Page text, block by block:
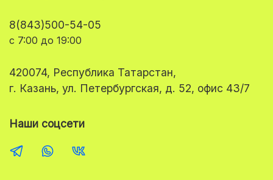
8(843)500-54-05
с 7:00 до 19:00
420074, Республика Татарстан,
г. Казань, ул. Петербургская, д. 52, офис 43/7
Наши соцсети